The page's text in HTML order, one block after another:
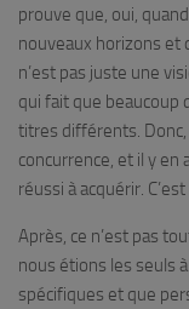
prouve que, oui,
nouveaux horizons et
n’est pas juste une
qui fait que beaucoup
titres différents.
concurrence, et il y en
réussi à acquérir.
Après, ce n’est pas
nous étions les seuls
spécifiques et que